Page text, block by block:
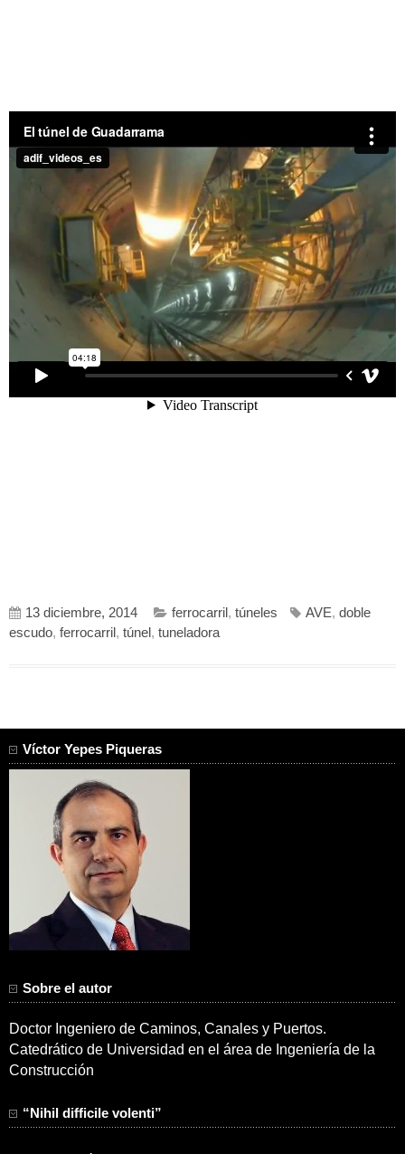
13 diciembre, 2014 ferrocarril , túneles AVE, doble
escudo, ferrocarril , túnel , tuneladora
Víctor Yepes Piqueras
Sobre el autor
Doctor Ingeniero de Caminos, Canales y Puertos.
Catedrático de Universidad en el área de Ingeniería de la
Construcción
“Nihil difficile volenti”